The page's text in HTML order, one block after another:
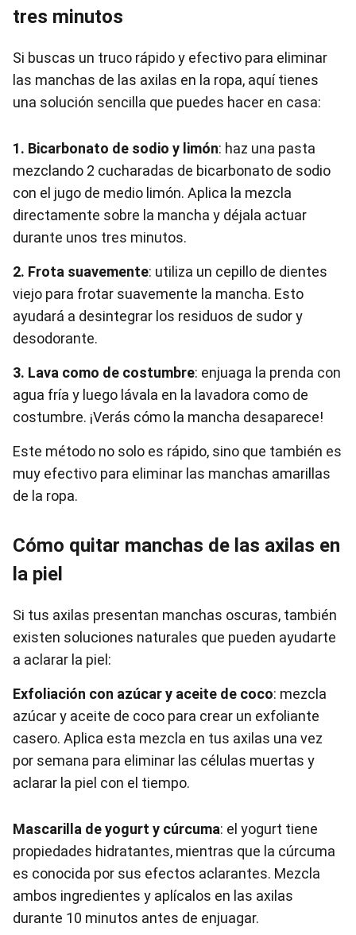
tres minutos
Si buscas un truco rápido y efectivo para eliminar
las manchas de las axilas en la ropa, aquí tienes
una solución sencilla que puedes hacer en casa:
1. Bicarbonato de sodio y limón: haz una pasta
mezclando 2 cucharadas de bicarbonato de sodio
con el jugo de medio limón. Aplica la mezcla
directamente sobre la mancha y déjala actuar
durante unos tres minutos.
2. Frota suavemente: utiliza un cepillo de dientes
viejo para frotar suavemente la mancha. Esto
ayudará a desintegrar los residuos de sudor y
desodorante.
3. Lava como de costumbre: enjuaga la prenda con
agua fría y luego lávala en la lavadora como de
costumbre. ¡Verás cómo la mancha desaparece!
Este método no solo es rápido, sino que también es
muy efectivo para eliminar las manchas amarillas
de la ropa.
Cómo quitar manchas de las axilas en
la piel
Si tus axilas presentan manchas oscuras, también
existen soluciones naturales que pueden ayudarte
a aclarar la piel:
Exfoliación con azúcar y aceite de coco: mezcla
azúcar y aceite de coco para crear un exfoliante
casero. Aplica esta mezcla en tus axilas una vez
por semana para eliminar las células muertas y
aclarar la piel con el tiempo.
Mascarilla de yogurt y cúrcuma: el yogurt tiene
propiedades hidratantes, mientras que la cúrcuma
es conocida por sus efectos aclarantes. Mezcla
ambos ingredientes y aplícalos en las axilas
durante 10 minutos antes de enjuagar.